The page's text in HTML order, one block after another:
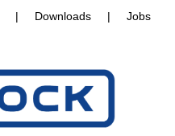
| Downloads | Jobs